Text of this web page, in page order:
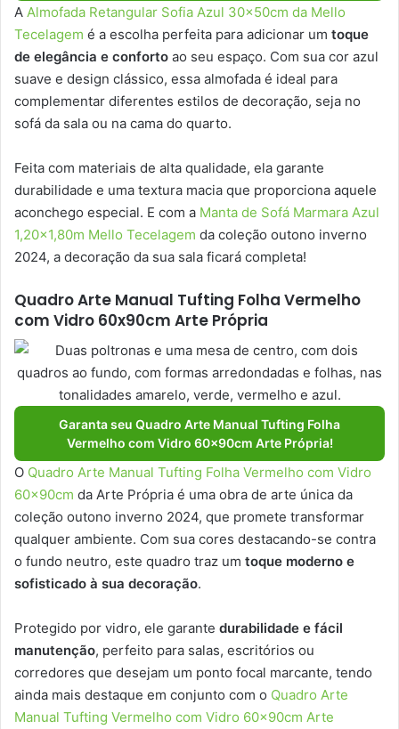
A Almofada Retangular Sofia Azul 30x50cm da Mello
Tecelagem é a escolha perfeita para adicionar um toque
de elegância e conforto ao seu espaço. Com sua cor azul
suave e design clássico, essa almofada é ideal para
complementar diferentes estilos de decoração, seja no
sofá da sala ou na cama do quarto.
Feita com materiais de alta qualidade, ela garante
durabilidade e uma textura macia que proporciona aquele
aconchego especial. E com a Manta de Sofá Marmara Azul
1,20×1,80m Mello Tecelagem da coleção outono inverno
2024, a decoração da sua sala ficará completa!
Quadro Arte Manual Tufting Folha Vermelho
com Vidro 60x90cm Arte Própria
Garanta seu Quadro Arte Manual Tufting Folha
Vermelho com Vidro 60x90cm Arte Própria!
O Quadro Arte Manual Tufting Folha Vermelho com Vidro
60x90cm da Arte Própria é uma obra de arte única da
coleção outono inverno 2024, que promete transformar
qualquer ambiente. Com sua cores destacando-se contra
o fundo neutro, este quadro traz um toque moderno e
sofisticado à sua decoração.
Protegido por vidro, ele garante durabilidade e fácil
manutenção, perfeito para salas, escritórios ou
corredores que desejam um ponto focal marcante, tendo
ainda mais destaque em conjunto com o Quadro Arte
Manual Tufting Vermelho com Vidro 60x90cm Arte